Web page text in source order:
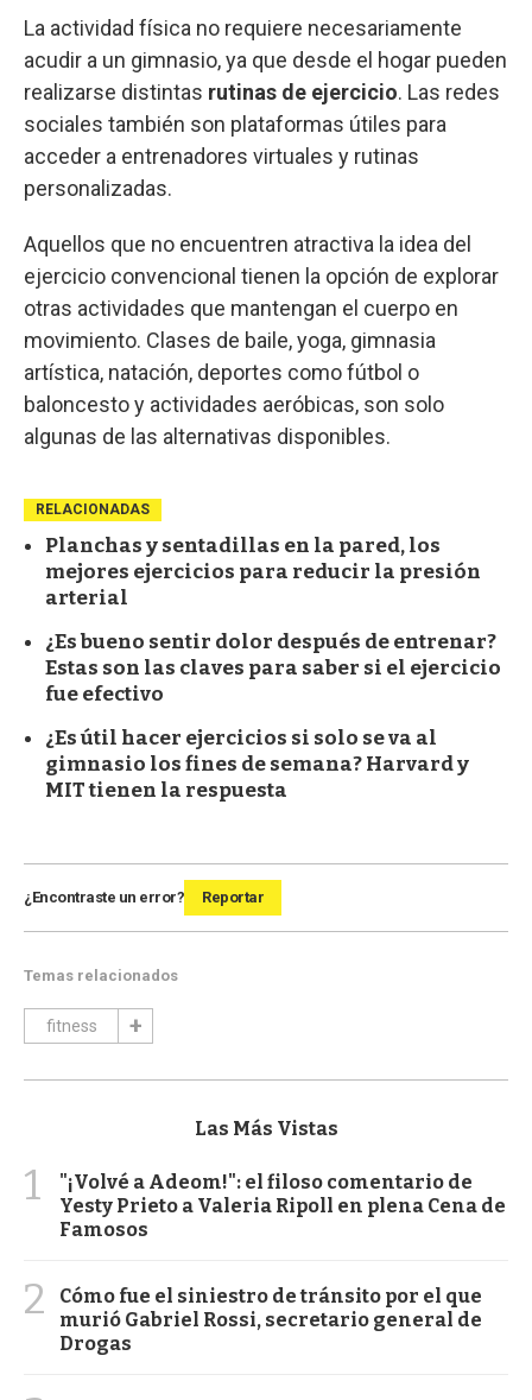
La actividad física no requiere necesariamente
acudir a un gimnasio, ya que desde el hogar pueden
realizarse distintas rutinas de ejercicio. Las redes
sociales también son plataformas útiles para
acceder a entrenadores virtuales y rutinas
personalizadas.
Aquellos que no encuentren atractiva la idea del
ejercicio convencional tienen la opción de explorar
otras actividades que mantengan el cuerpo en
movimiento. Clases de baile, yoga, gimnasia
artística, natación, deportes como fútbol o
baloncesto y actividades aeróbicas, son solo
algunas de las alternativas disponibles.
RELACIONADAS
Planchas y sentadillas en la pared, los
mejores ejercicios para reducir la presión
arterial
¿Es bueno sentir dolor después de entrenar?
Estas son las claves para saber si el ejercicio
fue efectivo
¿Es útil hacer ejercicios si solo se va al
gimnasio los fines de semana? Harvard y
MIT tienen la respuesta
¿Encontraste un error? Reportar
Temas relacionados
fitness
Las Más Vistas
1
"¡Volvé a Adeom!": el filoso comentario de
Yesty Prieto a Valeria Ripoll en plena Cena de
Famosos
2
Cómo fue el siniestro de tránsito por el que
murió Gabriel Rossi, secretario general de
Drogas